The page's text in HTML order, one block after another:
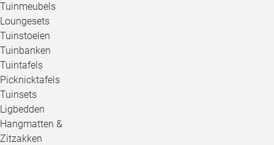
Tuinmeubels
Loungesets
Tuinstoelen
Tuinbanken
Tuintafels
Picknicktafels
Tuinsets
Ligbedden
Hangmatten &
Zitzakken